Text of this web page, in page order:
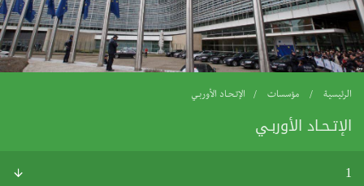
الرئيسية مؤسسات الإتـحـاد الأوربـي
الإتـحـاد الأوربـي
1